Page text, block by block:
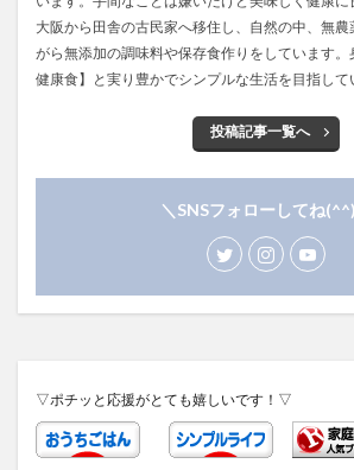
大阪から田舎の古民家へ移住し、自然の中、無
がら無添加の調味料や保存食作りをしています。
健康食】と実り豊かでシンプルな生活を目指して
投稿記事一覧へ
＼SNSフォローしてね
▽ポチッと応援がとても嬉しいです！▽